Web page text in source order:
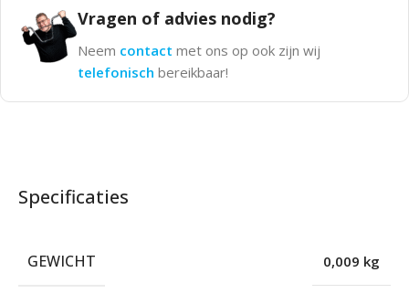
Vragen of advies nodig?
Neem contact met ons op ook zijn wij
telefonisch bereikbaar!
Specificaties
GEWICHT 0,009 kg